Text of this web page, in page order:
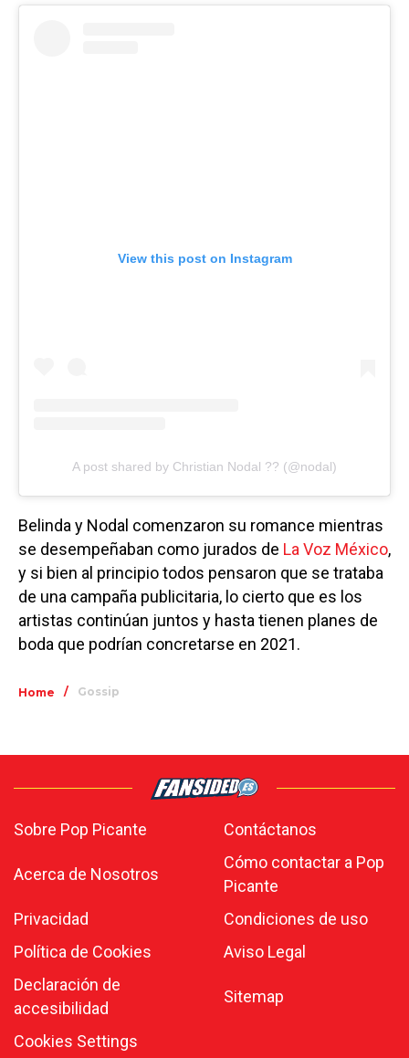
View this post on Instagram
A post shared by Christian Nodal ?? (@nodal)
Belinda y Nodal comenzaron su romance mientras
se desempeñaban como jurados de La Voz México,
y si bien al principio todos pensaron que se trataba
de una campaña publicitaria, lo cierto que es los
artistas continúan juntos y hasta tienen planes de
boda que podrían concretarse en 2021.
Home / Gossip
Sobre Pop Picante Contáctanos
Acerca de Nosotros
Cómo contactar a Pop
Picante
Privacidad
Condiciones de uso
Política de Cookies
Aviso Legal
Declaración de
accesibilidad
Sitemap
Cookies Settings